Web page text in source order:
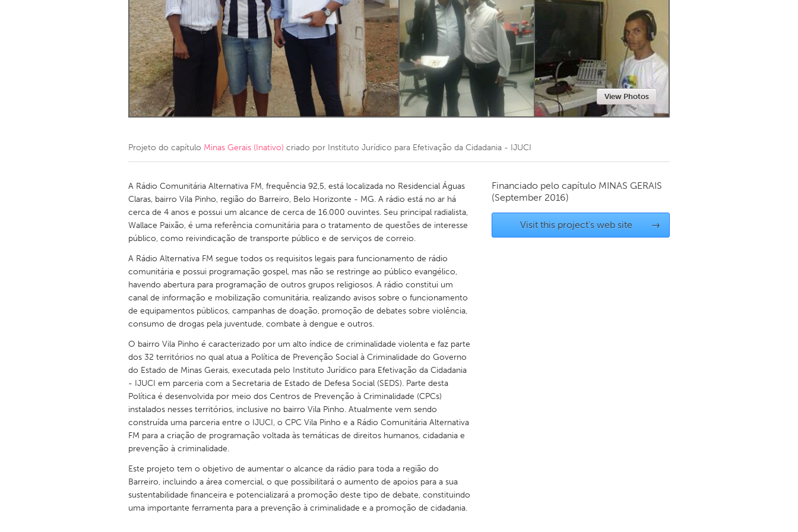
Amherstburg
Kingston Kitchener-Waterloo New Glasgow
Newmarket
Ottawa
South Shore Toronto
MALAYSIA
Kuala Lumpur
NETHERLANDS
Qatar
Singapore
UNITED KINGDOM
Glasgow
UNITED STATES
Ann Arbor, MI
Austin, TX Baltimore, MD Boston, MA
Gainesville, FL
Georgetown, MA Gloucester, MA
Key West, FL
Los Angeles, CA Miami, FL
Newburyport, MA
North Minneapolis, MN Oahu, HI Orlando, FL
Philadelphia, PA
Rockport, MA
San Antonio, TX San Francisco, CA
Seattle, WA
South Bend, IN St. Paul, MN State College, PA
Westminster, MD
View Photos
Projeto do capítulo Minas Gerais (Inativo) criado por Instituto Jurídico para Efetivação da Cidadania - IJUCI
A Rádio Comunitária Alternativa FM, frequência 92,5, está localizada no Residencial Águas
Claras, bairro Vila Pinho, região do Barreiro, Belo Horizonte - MG. A rádio está no ar há
cerca de 4 anos e possui um alcance de cerca de 16.000 ouvintes. Seu principal radialista,
Wallace Paixão, é uma referência comunitária para o tratamento de questões de interesse
público, como reivindicação de transporte público e de serviços de correio.
A Rádio Alternativa FM segue todos os requisitos legais para funcionamento de rádio
comunitária e possui programação gospel, mas não se restringe ao público evangélico,
havendo abertura para programação de outros grupos religiosos. A rádio constitui um
canal de informação e mobilização comunitária, realizando avisos sobre o funcionamento
de equipamentos públicos, campanhas de doação, promoção de debates sobre violência,
consumo de drogas pela juventude, combate à dengue e outros.
O bairro Vila Pinho é caracterizado por um alto índice de criminalidade violenta e faz parte
dos 32 territórios no qual atua a Política de Prevenção Social à Criminalidade do Governo
do Estado de Minas Gerais, executada pelo Instituto Jurídico para Efetivação da Cidadania
- IJUCI em parceria com a Secretaria de Estado de Defesa Social (SEDS). Parte desta
Política é desenvolvida por meio dos Centros de Prevenção à Criminalidade (CPCs)
instalados nesses territórios, inclusive no bairro Vila Pinho. Atualmente vem sendo
construída uma parceria entre o IJUCI, o CPC Vila Pinho e a Rádio Comunitária Alternativa
FM para a criação de programação voltada às temáticas de direitos humanos, cidadania e
prevenção à criminalidade.
Este projeto tem o objetivo de aumentar o alcance da rádio para toda a região do
Barreiro, incluindo a área comercial, o que possibilitará o aumento de apoios para a sua
sustentabilidade financeira e potencializará a promoção deste tipo de debate, constituindo
uma importante ferramenta para a prevenção à criminalidade e a promoção de cidadania.
Financiado pelo capítulo MINAS GERAIS
(September 2016)
Visit this project's web site →